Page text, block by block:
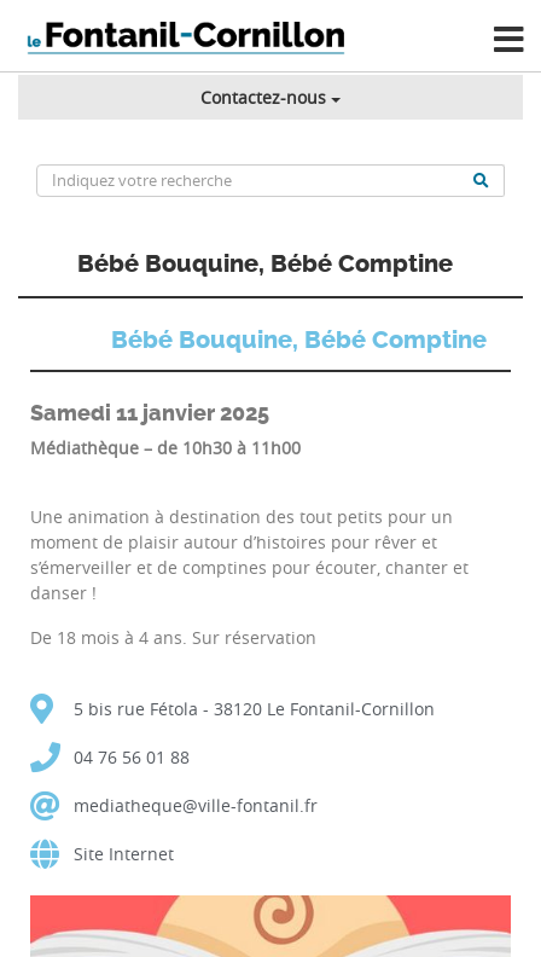
Contactez-nous
Bébé Bouquine, Bébé Comptine
Bébé Bouquine, Bébé Comptine
Samedi 11 janvier 2025
Médiathèque – de 10h30 à 11h00
Une animation à destination des tout petits pour un
moment de plaisir autour d’histoires pour rêver et
s’émerveiller et de comptines pour écouter, chanter et
danser !
De 18 mois à 4 ans. Sur réservation
5 bis rue Fétola - 38120 Le Fontanil-Cornillon
04 76 56 01 88
mediatheque@ville-fontanil.fr
Site Internet